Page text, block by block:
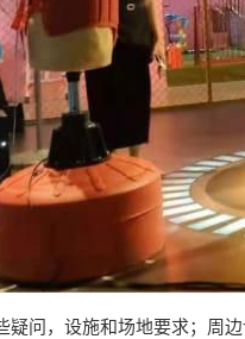
疑问，设施和场地要求；周